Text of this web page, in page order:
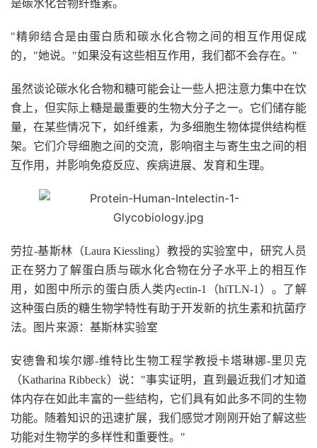
是碳水化合物纤维素。
"精卵结合是由蛋白质和碳水化合物之间的相互作用促成
的，"她说。"如果没有这些相互作用，我们都不会存在。"
虽然谈论碳水化合物和糖可能会让一些人把注意力集中在饮
食上，但实际上糖是最重要的生物大分子之一。它们储存能
量，在某些情况下，如纤维素，为多细胞生物体提供结构框
架。它们介导细胞之间的交流，影响宿主与寄生虫之间的相
互作用，并影响免疫反应、疾病进展、发育和生理。
劳拉-基斯林（Laura Kiessling）教授的实验室中，研究人员
正在努力了解蛋白质与碳水化合物在分子水平上的相互作
用，如图中所示的蛋白质人类内ectin-1（hiTLN-1）。了解
这种蛋白质的糖生物学特性有助于开发新的抗生素和抗菌疗
法。图片来源：基斯林实验室
安德鲁和埃尔娜-维特比生物工程学教授卡塔琳娜-里贝克
（Katharina Ribbeck）说："事实证明，直到最近我们才知道
体内存在如此丰富的一些结构，它们具有如此多不同的生物
功能。随着知识的迅速扩展，我们感觉才刚刚开始了解这些
功能对生物学的多样性和重要性。"